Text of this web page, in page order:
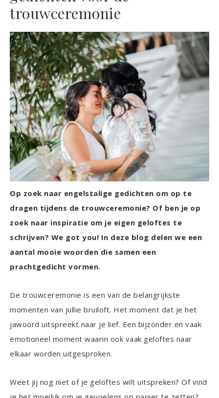
trouwceremonie
Op zoek naar engelstalige gedichten om op te
dragen tijdens de trouwceremonie? Of ben je op
zoek naar inspiratie om je eigen geloftes te
schrijven? We got you! In deze blog delen we een
aantal mooie woorden die samen een
prachtgedicht vormen.
De trouwceremonie is een van de belangrijkste
momenten van jullie bruiloft. Het moment dat je het
jawoord uitspreekt naar je lief. Een bijzonder en vaak
emotioneel moment waarin ook vaak geloftes naar
elkaar worden uitgesproken.
Weet jij nog niet of je geloftes wilt uitspreken? Of vind